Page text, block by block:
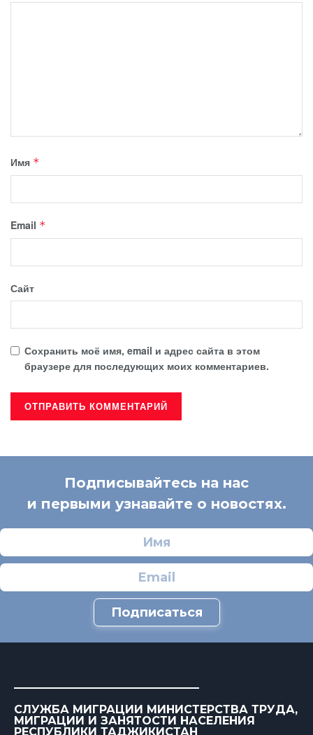
Имя *
Email *
Сайт
Сохранить моё имя, email и адрес сайта в этом
браузере для последующих моих комментариев.
Подписывайтесь на нас
и первыми узнавайте о новостях.
Подписаться
СЛУЖБА МИГРАЦИИ МИНИСТЕРСТВА ТРУДА,
МИГРАЦИИ И ЗАНЯТОСТИ НАСЕЛЕНИЯ
РЕСПУБЛИКИ ТАДЖИКИСТАН